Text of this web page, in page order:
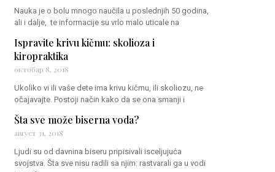
Nauka je o bolu mnogo naučila u poslednjih 50 godina,
ali i dalje, te informacije su vrlo malo uticale na
Ispravite krivu kičmu: skolioza i
kiropraktika
октобар 8, 2018
Ukoliko vi ili vaše dete ima krivu kičmu, ili skoliozu, ne
očajavajte. Postoji način kako da se ona smanji i
Šta sve može biserna voda?
август 31, 2018
Ljudi su od davnina biseru pripisivali isceljujuća
svojstva. Šta sve nisu radili sa njim: rastvarali ga u vodi